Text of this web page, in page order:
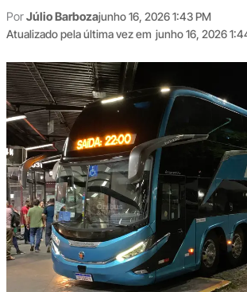
PorJúlio Barbozajunho 16, 2026 1:43 PM
Atualizado pela última vez em junho 16, 2026